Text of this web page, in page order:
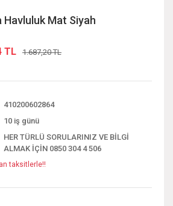
Havluluk Mat Siyah
TL 1.687,20 TL
410200602864
10 iş günü
HER TÜRLÜ SORULARINIZ VE BİLGİ
ALMAK İÇİN 0850 304 4 506
taksitlerle!!